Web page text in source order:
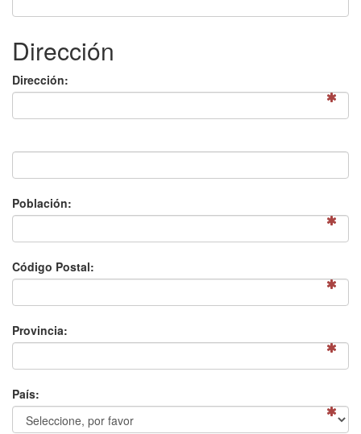
Dirección
Dirección:
Población:
Código Postal:
Provincia:
País: